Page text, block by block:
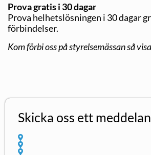
Prova gratis i 30 dagar
Prova helhetslösningen i 30 dagar
förbindelser.
Kom förbi oss på styrelsemässan så
Skicka oss ett